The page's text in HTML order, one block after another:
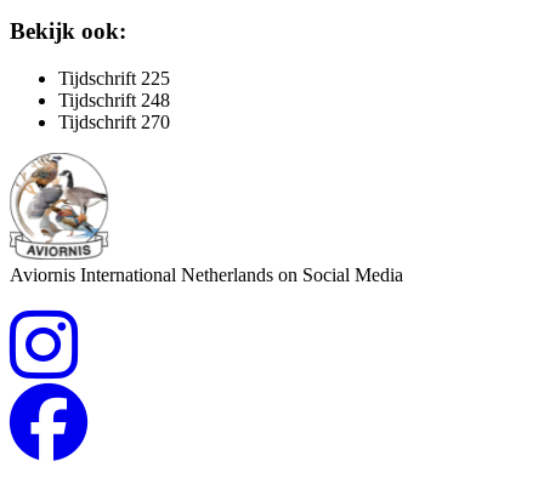
Bekijk ook:
Tijdschrift 225
Tijdschrift 248
Tijdschrift 270
Aviornis International Netherlands on Social Media